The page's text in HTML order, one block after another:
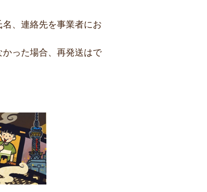
、連絡先を事業者にお
った場合、再発送はで